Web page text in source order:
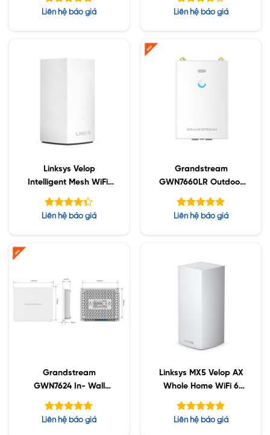
(AC2200)
Được xếp
Liên hệ báo giá
Được
Liên hệ báo giá
Linksys Velop
Intelligent Mesh WiFi,
1-Pack White (AC1300)
Được xếp
Liên hệ báo giá
Grandstream
GWN7660LR Outdoor
Long Range 802.11ax
Được xếp
Liên hệ báo giá
Grandstream
GWN7624 In- Wall
802.11ac Wave 2
Được xếp
Liên hệ báo giá
Linksys MX5 Velop AX
Whole Home WiFi 6
System
Được xếp
Liên hệ báo giá